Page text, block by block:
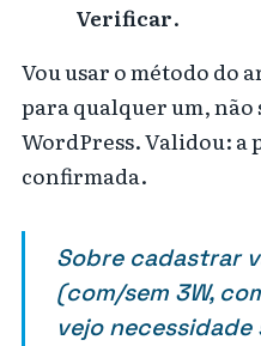
Verificar.
Vou usar o método do
para qualquer um, não
WordPress. Validou: a
confirmada.
Sobre cadastrar
(com/sem 3W,
vejo